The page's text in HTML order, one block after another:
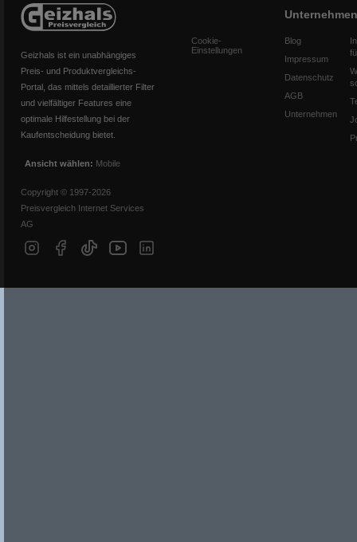
Geizhals ist ein unabhängiges
Preis- und Produktvergleichs-
Portal, das mittels detaillierter Filter
und vielfältiger Features eine
optimale Hilfestellung bei der
Kaufentscheidung bietet.
Ansicht wählen: Mobile
Copyright © 1997-2026
Preisvergleich Internet Services
AG
Cookie-
Einstellungen
Unternehmen
Blog
Impressum
Datenschutz
AGB
Unternehmen